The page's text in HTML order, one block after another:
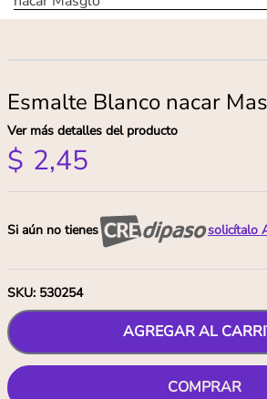
Esmalte Blanco nacar
Ver más detalles del producto
$ 2,45
Si aún no tienes solicítalo
SKU: 530254
AGREGAR AL
COMPRAR